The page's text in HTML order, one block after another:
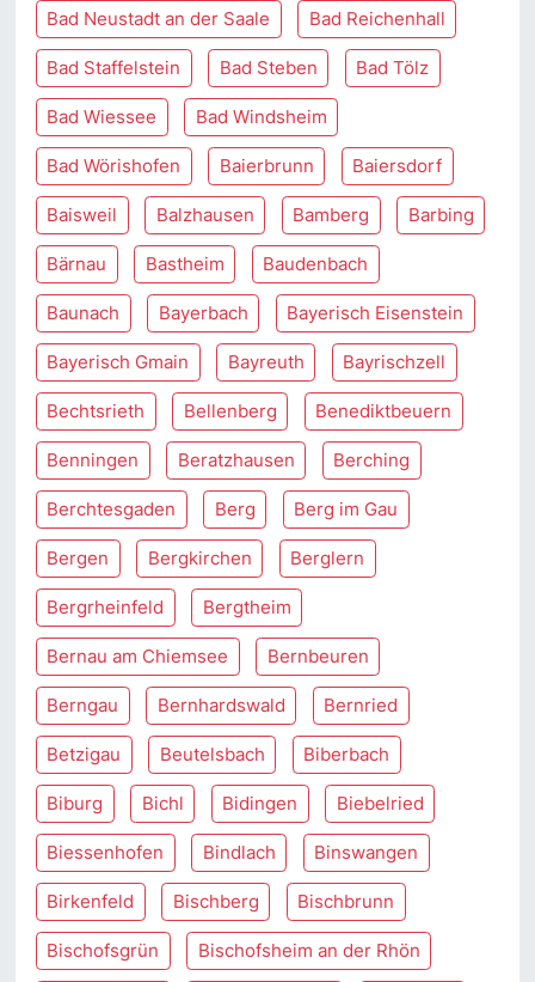
Bad Neustadt an der Saale Bad Reichenhall
Bad Staffelstein Bad Steben Bad Tölz
Bad Wiessee Bad Windsheim
Bad Wörishofen Baierbrunn Baiersdorf
Baisweil Balzhausen Bamberg Barbing
Bärnau Bastheim Baudenbach
Baunach Bayerbach Bayerisch Eisenstein
Bayerisch Gmain Bayreuth Bayrischzell
Bechtsrieth Bellenberg Benediktbeuern
Benningen Beratzhausen Berching
Berchtesgaden Berg Berg im Gau
Bergen Bergkirchen Berglern
Bergrheinfeld Bergtheim
Bernau am Chiemsee Bernbeuren
Berngau Bernhardswald Bernried
Betzigau Beutelsbach Biberbach
Biburg Bichl Bidingen Biebelried
Biessenhofen Bindlach Binswangen
Birkenfeld Bischberg Bischbrunn
Bischofsgrün Bischofsheim an der Rhön